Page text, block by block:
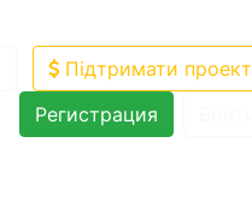
Підтримати проект
Регистрация